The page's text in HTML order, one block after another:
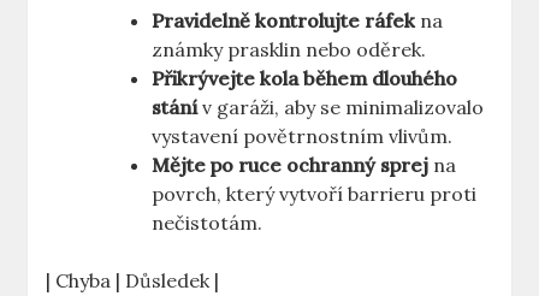
Pravidelně kontrolujte ráfekna
známky prasklin nebo oděrek.
Přikrývejte kola během dlouhého
stánív garáži, aby se minimalizovalo
vystavení povětrnostním vlivům.
Mějte po ruce ochranný sprej na
povrch, který vytvoří barrieru proti
nečistotám.
| Chyba | Důsledek |